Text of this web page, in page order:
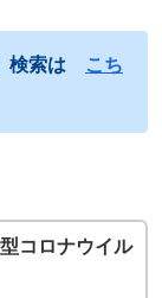
検索は
こち
コロナウイル